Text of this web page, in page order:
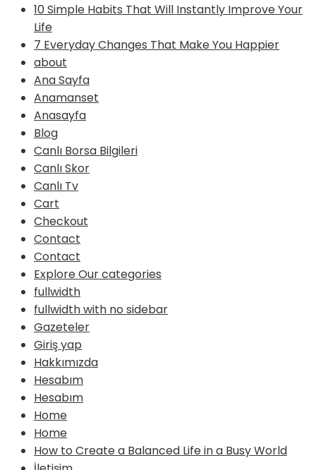
10 Simple Habits That Will Instantly Improve Your
Life
7 Everyday Changes That Make You Happier
about
Ana Sayfa
Anamanset
Anasayfa
Blog
Canlı Borsa Bilgileri
Canlı Skor
Canlı Tv
Cart
Checkout
Contact
Contact
Explore Our categories
fullwidth
fullwidth with no sidebar
Gazeteler
Giriş yap
Hakkımızda
Hesabım
Hesabım
Home
Home
How to Create a Balanced Life in a Busy World